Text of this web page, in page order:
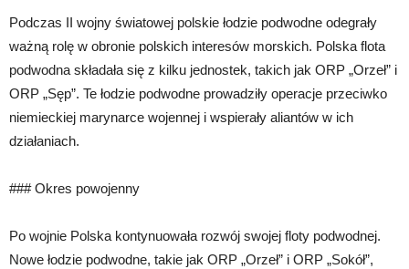
Podczas II wojny światowej polskie łodzie podwodne odegrały
ważną rolę w obronie polskich interesów morskich. Polska flota
podwodna składała się z kilku jednostek, takich jak ORP „Orzeł” i
ORP „Sęp”. Te łodzie podwodne prowadziły operacje przeciwko
niemieckiej marynarce wojennej i wspierały aliantów w ich
działaniach.
### Okres powojenny
Po wojnie Polska kontynuowała rozwój swojej floty podwodnej.
Nowe łodzie podwodne, takie jak ORP „Orzeł” i ORP „Sokół”,